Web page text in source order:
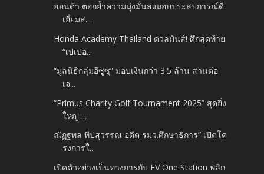
ฮอนด้า ตอกย้ำความมุ่งมั่นส่งมอบประสบการณ์ดี
เยี่ยมส...
Honda Academy Thailand ดวลมันส์! ศึกสุดท้าย
“เปเปอ...
“มูลนิธิกลุ่มอีซูซุ” มอบเงินกว่า 3.5 ล้าน สานต่อ
เจ...
“Primus Charity Golf Tournament 2025” สุดยิ่ง
ใหญ่ ...
ณัฏฐพล ทีปสุวรรณ อดีต รมว.ศึกษาธิการ” เปิดโค
รงการใ...
เปิดตัวอย่างเป็นทางการกับ EV One Station พลิก